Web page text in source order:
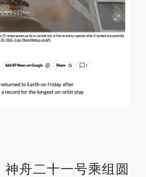
舟二十一号乘组圆